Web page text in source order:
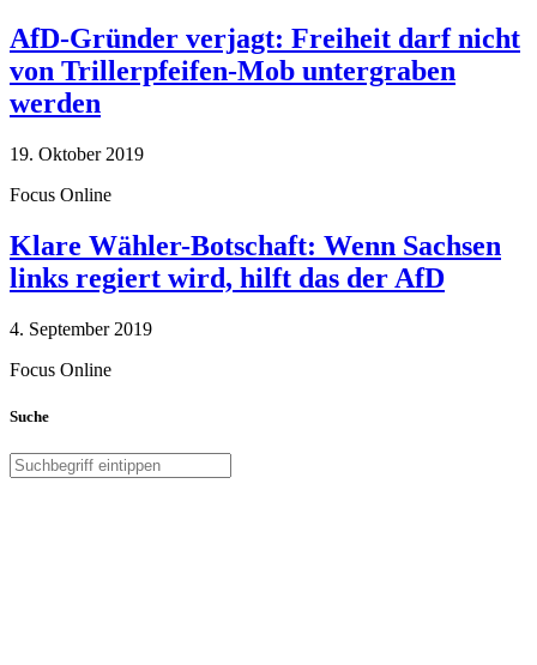
AfD-Gründer verjagt: Freiheit darf nicht
von Trillerpfeifen-Mob untergraben
werden
19. Oktober 2019
Focus Online
Klare Wähler-Botschaft: Wenn Sachsen
links regiert wird, hilft das der AfD
4. September 2019
Focus Online
Suche